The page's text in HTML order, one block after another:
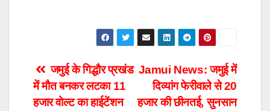
Post
navigation
Jamui News: जमुई में
दिव्यांग फेरीवाले से 20
हजार की छीनतई, सुनसान
जमुई के गिद्धौर प्रखंड
में मौत बनकर लटका 11
हजार वोल्ट का हाईटेंशन